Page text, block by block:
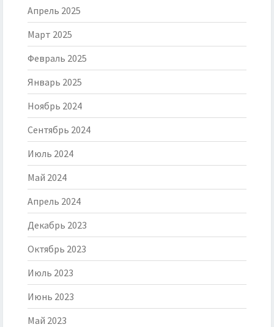
Апрель 2025
Март 2025
Февраль 2025
Январь 2025
Ноябрь 2024
Сентябрь 2024
Июль 2024
Май 2024
Апрель 2024
Декабрь 2023
Октябрь 2023
Июль 2023
Июнь 2023
Май 2023